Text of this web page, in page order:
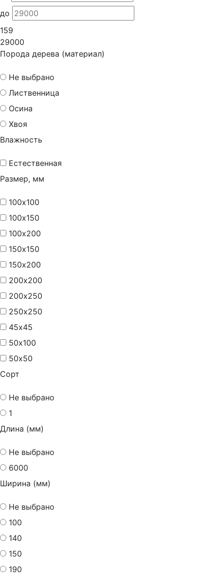
до
159
29000
Порода дерева (материал)
Не выбрано
Лиственница
Осина
Хвоя
Влажность
Естественная
Размер, мм
100х100
100х150
100х200
150х150
150х200
200х200
200х250
250х250
45х45
50х100
50х50
Сорт
Не выбрано
1
Длина (мм)
Не выбрано
6000
Ширина (мм)
Не выбрано
100
140
150
190